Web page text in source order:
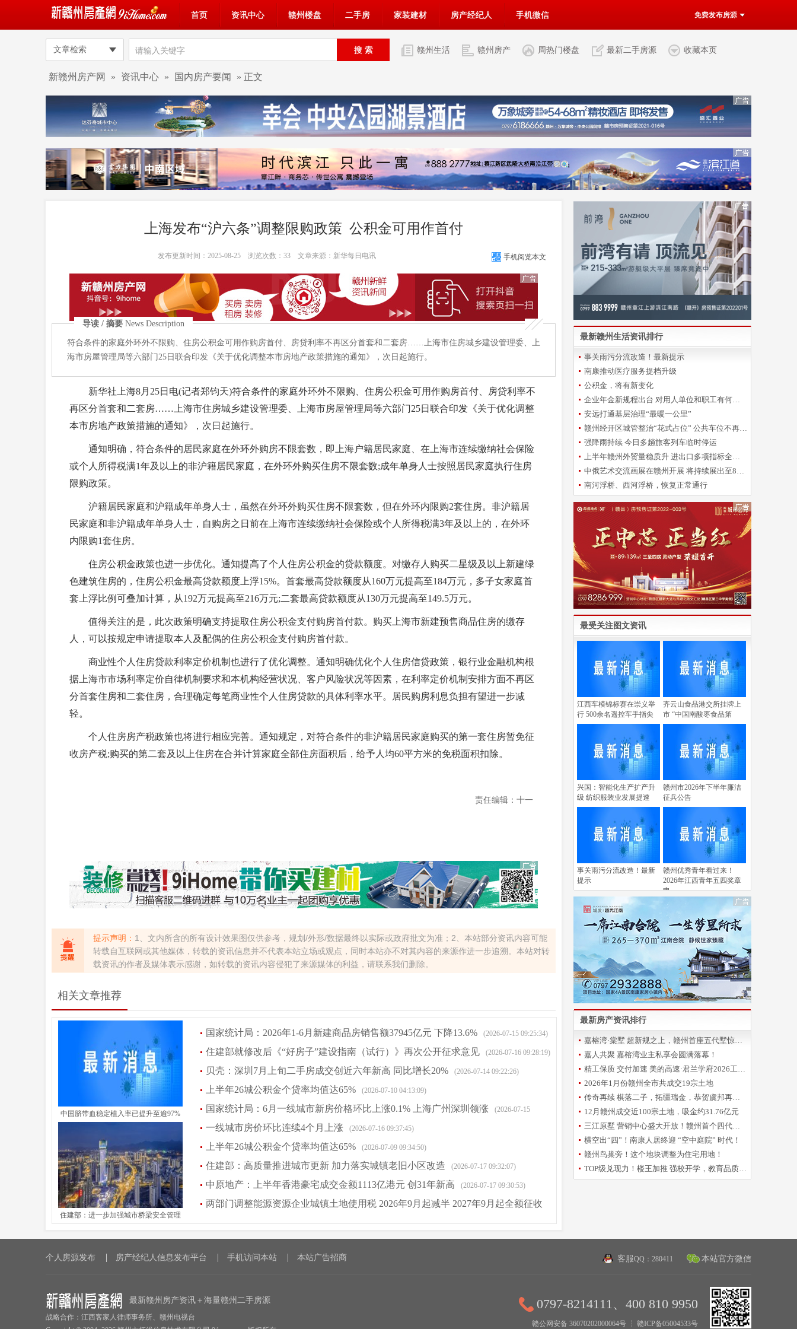
首页 资讯中心 赣州楼盘 二手房 家装建材 房产经纪人 手机微信 免费发布房源
文章检索 赣州生活 赣州房产 周热门楼盘 最新二手房源 收藏本页
新赣州房产网 » 资讯中心 » 国内房产要闻 » 正文
上海发布“沪六条”调整限购政策 公积金可用作首付
发布更新时间：2025-08-25 浏览次数： 33文章来源：新华每日电讯 手机阅览本文
导读 / 摘要 News Description
符合条件的家庭外环外不限购、住房公积金可用作购房首付、房贷利率不再区分首套和二套房……上海市住房城乡建设管理委、上
海市房屋管理局等六部门25日联合印发《关于优化调整本市房地产政策措施的通知》，次日起施行。
新华社上海8月25日电(记者郑钧天)符合条件的家庭外环外不限购、住房公积金可用作购房首付、房贷利率不
再区分首套和二套房……上海市住房城乡建设管理委、上海市房屋管理局等六部门25日联合印发《关于优化调整
本市房地产政策措施的通知》，次日起施行。
通知明确，符合条件的居民家庭在外环外购房不限套数，即上海户籍居民家庭、在上海市连续缴纳社会保险
或个人所得税满1年及以上的非沪籍居民家庭，在外环外购买住房不限套数;成年单身人士按照居民家庭执行住房
限购政策。
沪籍居民家庭和沪籍成年单身人士，虽然在外环外购买住房不限套数，但在外环内限购2套住房。非沪籍居
民家庭和非沪籍成年单身人士，自购房之日前在上海市连续缴纳社会保险或个人所得税满3年及以上的，在外环
内限购1套住房。
住房公积金政策也进一步优化。通知提高了个人住房公积金的贷款额度。对缴存人购买二星级及以上新建绿
色建筑住房的，住房公积金最高贷款额度上浮15%。首套最高贷款额度从160万元提高至184万元，多子女家庭首
套上浮比例可叠加计算，从192万元提高至216万元;二套最高贷款额度从130万元提高至149.5万元。
值得关注的是，此次政策明确支持提取住房公积金支付购房首付款。购买上海市新建预售商品住房的缴存
人，可以按规定申请提取本人及配偶的住房公积金支付购房首付款。
商业性个人住房贷款利率定价机制也进行了优化调整。通知明确优化个人住房信贷政策，银行业金融机构根
据上海市市场利率定价自律机制要求和本机构经营状况、客户风险状况等因素，在利率定价机制安排方面不再区
分首套住房和二套住房，合理确定每笔商业性个人住房贷款的具体利率水平。居民购房利息负担有望进一步减
轻。
个人住房房产税政策也将进行相应完善。通知规定，对符合条件的非沪籍居民家庭购买的第一套住房暂免征
收房产税;购买的第二套及以上住房在合并计算家庭全部住房面积后，给予人均60平方米的免税面积扣除。
责任编辑：十一
提示声明： 1、文内所含的所有设计效果图仅供参考，规划/外形/数据最终以实际或政府批文为准；2、本站部分资讯内容可能
转载自互联网或其他媒体，转载的资讯信息并不代表本站立场或观点，同时本站亦不对其内容的来源作进一步追溯。本站对转
载资讯的作者及媒体表示感谢，如转载的资讯内容侵犯了来源媒体的利益，请联系我们删除。
相关文章推荐
中国脐带血稳定植入率已提升至逾97%
住建部：进一步加强城市桥梁安全管理
国家统计局：2026年1-6月新建商品房销售额37945亿元 下降13.6% (2026-07-15 09:25:34)
住建部就修改后《“好房子”建设指南（试行）》再次公开征求意见 (2026-07-16 09:28:19)
贝壳：深圳7月上旬二手房成交创近六年新高 同比增长20% (2026-07-14 09:22:26)
上半年26城公积金个贷率均值达65% (2026-07-10 04:13:09)
国家统计局：6月一线城市新房价格环比上涨0.1% 上海广州深圳领涨 (2026-07-15
09:27:09)
一线城市房价环比连续4个月上涨 (2026-07-16 09:37:45)
上半年26城公积金个贷率均值达65% (2026-07-09 09:34:50)
住建部：高质量推进城市更新 加力落实城镇老旧小区改造 (2026-07-17 09:32:07)
中原地产：上半年香港豪宅成交金额1113亿港元 创31年新高 (2026-07-17 09:30:53)
两部门调整能源资源企业城镇土地使用税 2026年9月起减半 2027年9月起全额征收
(2026-07-28 09:32:48)
最新赣州生活资讯排行
事关雨污分流改造！最新提示
南康推动医疗服务提档升级
公积金，将有新变化
企业年金新规程出台 对用人单位和职工有何影响？
安远打通基层治理“最暖一公里”
赣州经开区城管整治“花式占位” 公共车位不再“一位难求”
强降雨持续 今日多趟旅客列车临时停运
上半年赣州外贸量稳质升 进出口多项指标全省靠前
中俄艺术交流画展在赣州开展 将持续展出至8月28日
南河浮桥、西河浮桥，恢复正常通行
最受关注图文资讯
江西车模锦标赛在崇义举
行 500余名遥控车手指尖
齐云山食品港交所挂牌上
市 “中国南酸枣食品第
兴国：智能化生产扩产升
级 纺织服装业发展提速
赣州市2026年下半年廉洁
征兵公告
事关雨污分流改造！最新
提示
赣州优秀青年看过来！
2026年江西青年五四奖章
申
最新房产资讯排行
嘉榕湾·棠墅 超新规之上，赣州首座五代墅惊艳登场
嘉人共聚 嘉榕湾业主私享会圆满落幕！
精工保质 交付加速 美的高速·君兰学府2026工程誓师大会圆满举办
2026年1月份赣州全市共成交19宗土地
传奇再续 棋落二子，拓疆瑞金，恭贺虞邦再摘新地！
12月赣州成交近100宗土地，吸金约31.76亿元
三江原墅 营销中心盛大开放！赣州首个四代洋房倾城亮相
横空出“四”！南康人居终迎 “空中庭院” 时代！
赣州鸟巢旁！这个地块调整为住宅用地！
TOP级兑现力！楼王加推 强校开学，教育品质再升级！
个人房源发布 房产经纪人信息发布平台 手机访问本站 本站广告招商 客服QQ：280411 本站官方微信
最新赣州房产资讯＋海量赣州二手房源
战略合作：江西客家人律师事务所、赣州电视台
0797-8214111、400 810 9950
赣公网安备 36070202000064号 ┆ 赣ICP备05004533号